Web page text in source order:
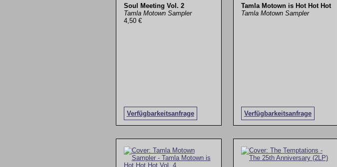
Soul Meeting Vol. 2
Tamla Motown Sampler
4,50 €
Verfügbarkeitsanfrage
Tamla Motown is Hot Hot Hot
Tamla Motown Sampler
Verfügbarkeitsanfrage